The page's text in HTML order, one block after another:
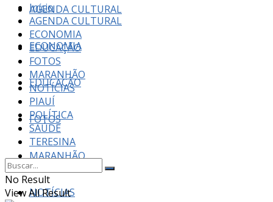
AGENDA CULTURAL
ECONOMIA
EDUCAÇÃO
FOTOS
MARANHÃO
NOTÍCIAS
Início
AGENDA CULTURAL
ECONOMIA
EDUCAÇÃO
FOTOS
MARANHÃO
NOTÍCIAS
PIAUÍ
POLÍTICA
SAÚDE
TERESINA
No Result
View All Result